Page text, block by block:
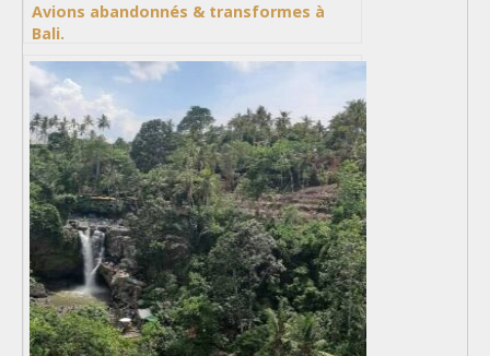
Avions abandonnés & transformes à
Bali.